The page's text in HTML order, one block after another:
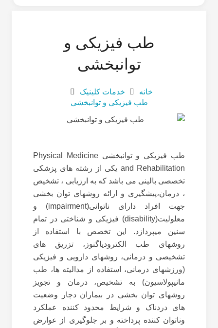
طب فیزیکی و
توانبخشی
خانه
خدمات کلینیک
طب فیزیکی و توانبخشی
طب فیزیکی و توانبخشی Physical Medicine
and Rehabilitation یکی از رشته های پزشکی
تخصصی بالینی می باشد که به ارزیابی ، تشخیص
، درمان،پیشگیری و ارائه روشهای توان بخشی
جهت افراد دارای ناتوانی(impairment) و
معلولیت(disability) فیزیکی و شناختی در تمام
سنین میپردازد. این تخصص با استفاده از
روشهای طب الکترودیاگنوز، تزریق های
تشخیصی و درمانی، روشهای دارویی و فیزیکی
(ورزشهای درمانی، استفاده از مدالیته ها، طب
مانیپولاسیون) به تشخیص، درمان و تجویز
روشهای توان بخشی در بیماران دچار وضعیت
های دردناک و شرایط محدود کننده عملکرد
وناتوان کننده پرداخته و بر جلوگیری از عوارض